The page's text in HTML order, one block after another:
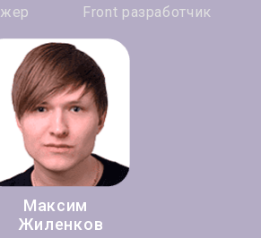
Front разработчик
Максим
Жиленков